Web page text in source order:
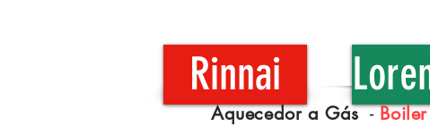
Rinnai
Aquecedor a Gás-